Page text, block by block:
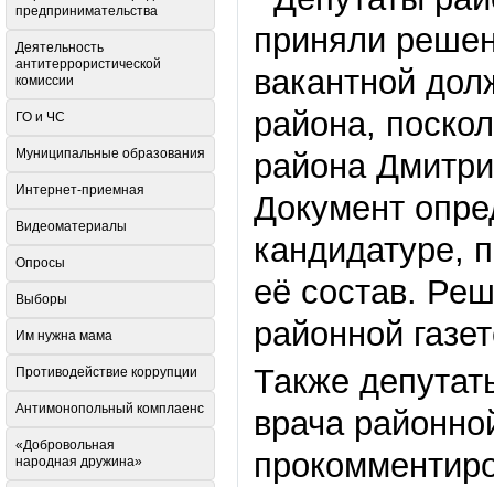
приняли
вакантной
района,
района
Документ
кандидатуре,
её состав.
районной
Также
врача
предпринимательства
Деятельность
антитеррористической
комиссии
ГО и ЧС
Муниципальные образования
Интернет-приемная
Видеоматериалы
Опросы
Выборы
Им нужна мама
Противодействие коррупции
Антимонопольный комплаенс
«Добровольная
народная дружина»